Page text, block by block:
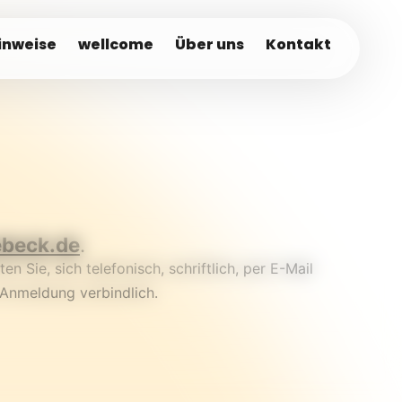
wellcome Über uns Kontakt
.
Sie, sich telefonisch, schriftlich, per E-Mail
verbindlich.